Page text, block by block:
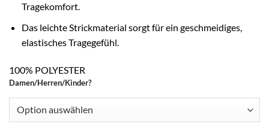
Tragekomfort.
Das leichte Strickmaterial sorgt für ein geschmeidiges,
elastisches Tragegefühl.
100% POLYESTER
Damen/Herren/Kinder?